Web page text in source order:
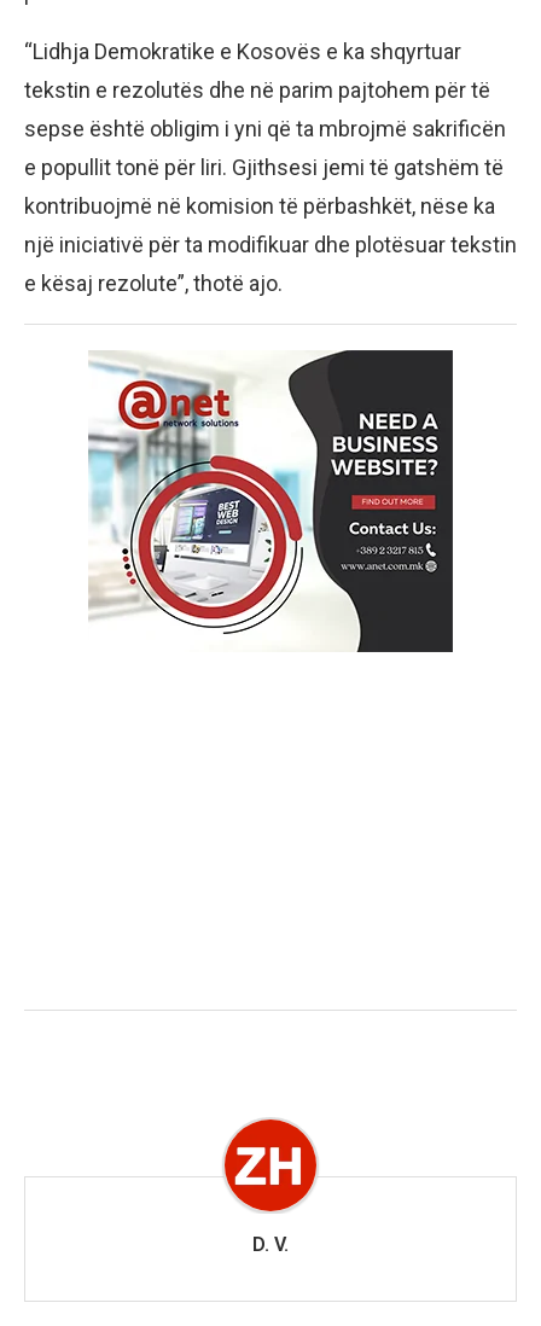
“Lidhja Demokratike e Kosovës e ka shqyrtuar
tekstin e rezolutës dhe në parim pajtohem për të
sepse është obligim i yni që ta mbrojmë sakrificën
e popullit tonë për liri. Gjithsesi jemi të gatshëm të
kontribuojmë në komision të përbashkët, nëse ka
një iniciativë për ta modifikuar dhe plotësuar tekstin
e kësaj rezolute”, thotë ajo.
D. V.